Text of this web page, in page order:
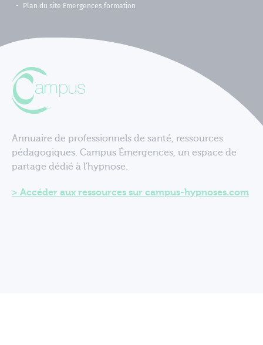
Plan du site Emergences formation
Annuaire de professionnels de santé, ressources
pédagogiques. Campus Émergences, un espace de
partage dédié à l'hypnose.
Accéder aux ressources sur campus-hypnoses.com